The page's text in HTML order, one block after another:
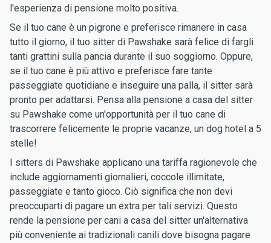
l'esperienza di pensione molto positiva.
Se il tuo cane è un pigrone e preferisce rimanere in casa
tutto il giorno, il tuo sitter di Pawshake sarà felice di fargli
tanti grattini sulla pancia durante il suo soggiorno. Oppure,
se il tuo cane è più attivo e preferisce fare tante
passeggiate quotidiane e inseguire una palla, il sitter sarà
pronto per adattarsi. Pensa alla pensione a casa del sitter
su Pawshake come un'opportunità per il tuo cane di
trascorrere felicemente le proprie vacanze, un dog hotel a 5
stelle!
I sitters di Pawshake applicano una tariffa ragionevole che
include aggiornamenti giornalieri, coccole illimitate,
passeggiate e tanto gioco. Ciò significa che non devi
preoccuparti di pagare un extra per tali servizi. Questo
rende la pensione per cani a casa del sitter un'alternativa
più conveniente ai tradizionali canili dove bisogna pagare